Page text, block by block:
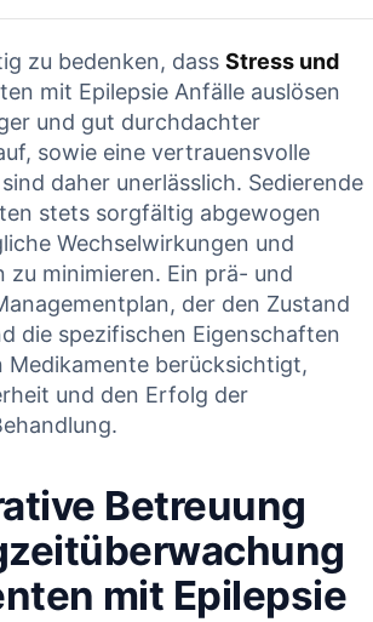
zu ‍bedenken, dass Stress⁤ und
mit Epilepsie⁢ Anfälle auslösen
und gut durchdachter
sowie ​eine vertrauensvolle
daher unerlässlich. Sedierende
stets sorgfältig ⁤abgewogen
Wechselwirkungen⁣ und
zu minimieren. ‍Ein ‌prä- und
der ⁢den Zustand
die spezifischen ‌Eigenschaften
Medikamente ‍berücksichtigt,
⁢und den Erfolg​ der
Betreuung
mit Epilepsie